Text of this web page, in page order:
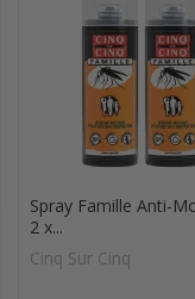
Spray Famille Anti-
2 x...
Cinq Sur Cinq